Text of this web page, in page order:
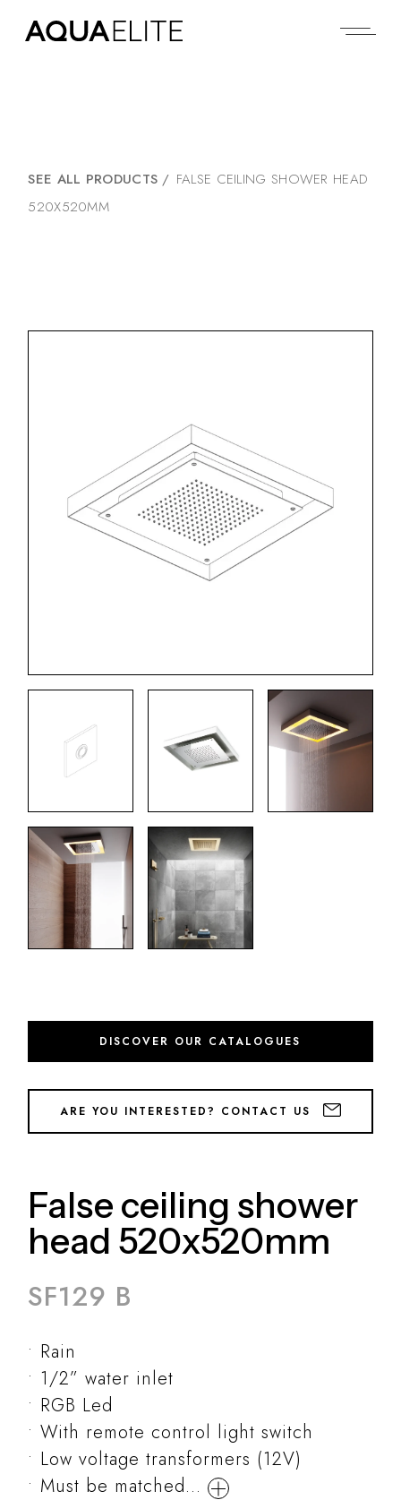
SEE ALL PRODUCTS / FALSE CEILING SHOWER HEAD
520X520MM
DISCOVER OUR CATALOGUES
ARE YOU INTERESTED? CONTACT US
False ceiling shower
head 520x520mm
SF129 B
Rain
1/2” water inlet
RGB Led
With remote control light switch
Low voltage transformers (12V)
Must be matched...